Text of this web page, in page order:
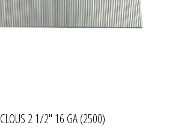
CLOUS 2 1/2'' 16 GA (2500)